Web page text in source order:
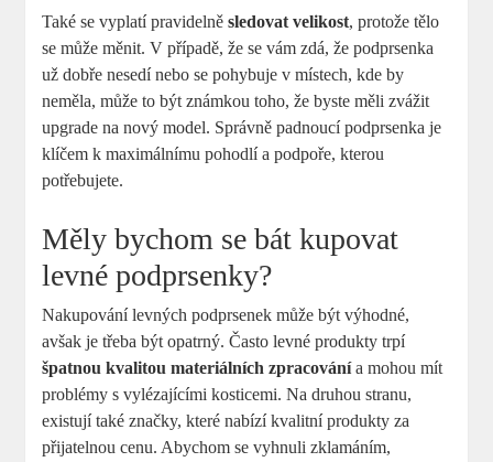
Také se vyplatí pravidelněsledovat velikost, protože tělo
se může měnit. V případě, že se vám zdá, že podprsenka
už dobře nesedí nebo se pohybuje v místech, kde by
neměla, může to být známkou toho, že byste měli zvážit
upgrade na nový model. Správně padnoucí podprsenka je
klíčem k maximálnímu pohodlí a podpoře, kterou
potřebujete.
Měly bychom se bát kupovat
levné podprsenky?
Nakupování levných podprsenek může být výhodné,
avšak je třeba být opatrný. Často levné produkty trpí
špatnou kvalitou materiálních zpracovánía mohou mít
problémy s vylézajícími kosticemi. Na druhou stranu,
existují také značky, které nabízí kvalitní produkty za
přijatelnou cenu. Abychom se vyhnuli zklamáním,